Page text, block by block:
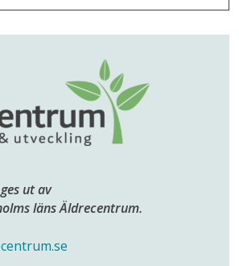
ut av
läns Äldrecentrum.